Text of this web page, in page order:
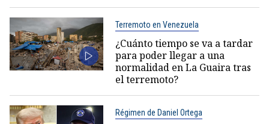
Terremoto en Venezuela
¿Cuánto tiempo se va a tardar
para poder llegar a una
normalidad en La Guaira tras
el terremoto?
Régimen de Daniel Ortega